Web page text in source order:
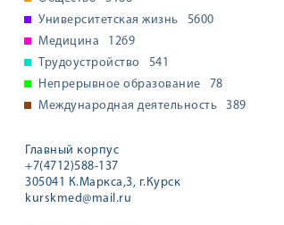
Университетская жизнь
5600
Медицина
1269
Трудоустройство
541
Непрерывное образование
78
Международная деятельность
389
Главный корпус
+7(4712)588-137
305041 К.Маркса,3, г.Курск
kurskmed@mail.ru